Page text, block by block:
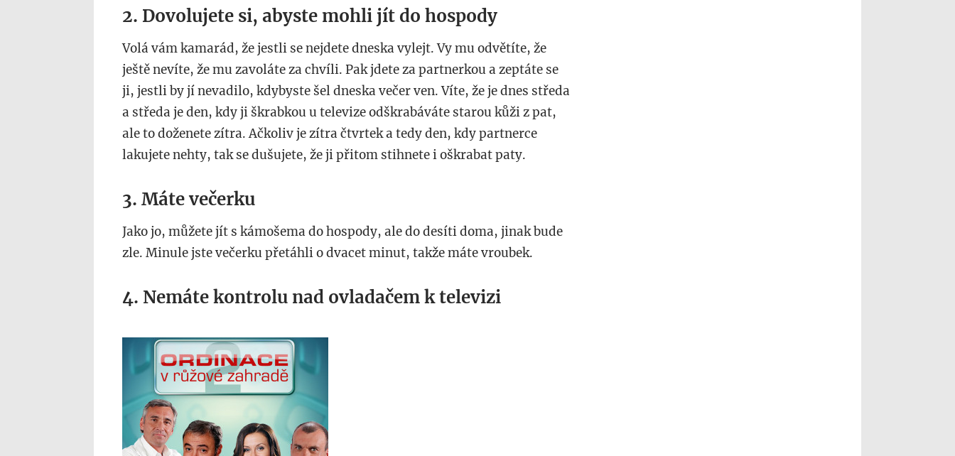
2. Dovolujete si, abyste mohli jít do hospody
Volá vám kamarád, že jestli se nejdete dneska vylejt. Vy mu odvětíte, že
ještě nevíte, že mu zavoláte za chvíli. Pak jdete za partnerkou a zeptáte se
ji, jestli by jí nevadilo, kdybyste šel dneska večer ven. Víte, že je dnes středa
a středa je den, kdy ji škrabkou u televize odškrabáváte starou kůži z pat,
ale to doženete zítra. Ačkoliv je zítra čtvrtek a tedy den, kdy partnerce
lakujete nehty, tak se dušujete, že ji přitom stihnete i oškrabat paty.
3. Máte večerku
Jako jo, můžete jít s kámošema do hospody, ale do desíti doma, jinak bude
zle. Minule jste večerku přetáhli o dvacet minut, takže máte vroubek.
4. Nemáte kontrolu nad ovladačem k televizi
voyo.nova_.cz_.jpg